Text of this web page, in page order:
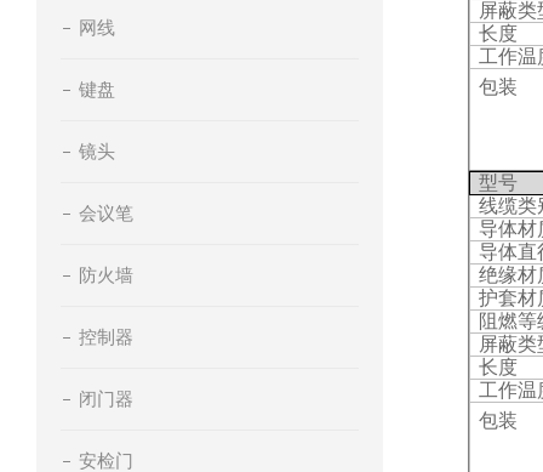
网线
键盘
镜头
会议笔
防火墙
控制器
闭门器
安检门
屏蔽类
长度
工作温
包装
型号
线缆类
导体材
导体直
绝缘材
护套材
阻燃等
屏蔽类
长度
工作温
包装